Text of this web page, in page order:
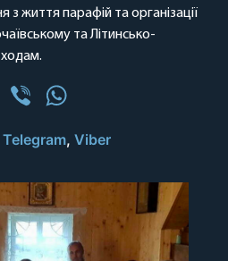
життя парафій та організації
та Літинсько-
Telegram
Viber
Telegram, Viber